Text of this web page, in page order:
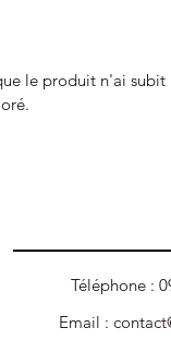
le produit n'ai subit
Téléphone :
Email :